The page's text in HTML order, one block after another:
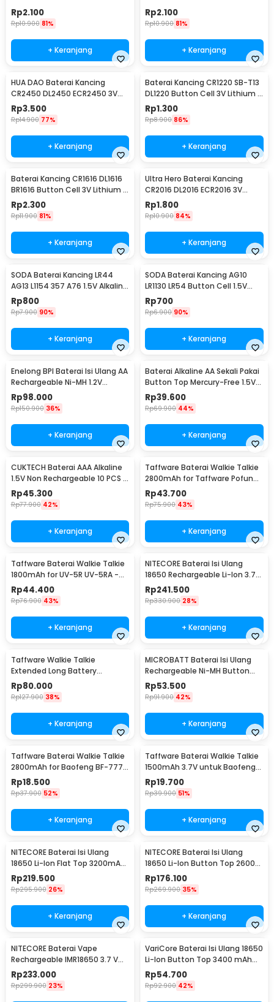
1 x XTAR Baterai Isi Ulang 26650 Li-Ion Flat Top 7000mAh 3.6V
10A - XT70
PCS
Rp2.100
Rp10.900 81%
+ Keranjang
Lithium 1 PCS
Rp2.100
Rp10.900 81%
+ Keranjang
HUA DAO Baterai Kancing
CR2450 DL2450 ECR2450 3V
Lithium 1 PCS
Rp3.500
Rp14.900 77%
+ Keranjang
Baterai Kancing CR1220 SB-T13
DL1220 Button Cell 3V Lithium 1
PCS
Rp1.300
Rp8.900 86%
+ Keranjang
Baterai Kancing CR1616 DL1616
BR1616 Button Cell 3V Lithium 1
PCS
Rp2.300
Rp11.900 81%
+ Keranjang
Ultra Hero Baterai Kancing
CR2016 DL2016 ECR2016 3V
Lithium 1 PCS
Rp1.800
Rp10.900 84%
+ Keranjang
SODA Baterai Kancing LR44
AG13 L1154 357 A76 1.5V Alkaline
1 PCS
Rp800
Rp7.900 90%
+ Keranjang
SODA Baterai Kancing AG10
LR1130 LR54 Button Cell 1.5V
Alkaline 1 PCS
Rp700
Rp6.900 90%
+ Keranjang
Enelong BPI Baterai Isi Ulang AA
Rechargeable Ni-MH 1.2V
2700mAh 4 PCS
Rp98.000
Rp150.900 36%
+ Keranjang
Baterai Alkaline AA Sekali Pakai
Button Top Mercury-Free 1.5V
10 PCS - Zi5
Rp39.600
Rp69.900 44%
+ Keranjang
CUKTECH Baterai AAA Alkaline
1.5V Non Rechargeable 10 PCS -
Zi7
Rp45.300
Rp77.900 42%
+ Keranjang
Taffware Baterai Walkie Talkie
2800mAh for Taffware Pofung
BF-UV82 - BL-8
Rp43.700
Rp75.900 43%
+ Keranjang
Taffware Baterai Walkie Talkie
1800mAh for UV-5R UV-5RA -
BL-5
Rp44.400
Rp76.900 43%
+ Keranjang
NITECORE Baterai Isi Ulang
18650 Rechargeable Li-Ion 3.7V
3400mAh 1PCS - NL1834
Rp241.500
Rp330.900 28%
+ Keranjang
Taffware Walkie Talkie
Extended Long Battery
3800mAh - BL-5
Rp80.000
Rp127.900 38%
+ Keranjang
MICROBATT Baterai Isi Ulang
Rechargeable Ni-MH Button
Top 1.2V AA-1000mAh
Rp53.500
Rp91.900 42%
+ Keranjang
Taffware Baterai Walkie Talkie
2800mAh for Baofeng BF-777S
666S 888S
Rp18.500
Rp37.900 52%
+ Keranjang
Taffware Baterai Walkie Talkie
1500mAh 3.7V untuk Baofeng
BF-UV3R - BL-3
Rp19.700
Rp39.900 51%
+ Keranjang
NITECORE Baterai Isi Ulang
18650 Li-Ion Flat Top 3200mAh
3.7V 1 PCS - NL1832
Rp219.500
Rp295.900 26%
+ Keranjang
NITECORE Baterai Isi Ulang
18650 Li-Ion Button Top 2600
mAh 3.7V 1 PCS - NL1826
Rp176.100
Rp269.900 35%
+ Keranjang
NITECORE Baterai Vape
Rechargeable IMR18650 3.7 V
3100mAh 1 PCS
Rp233.000
Rp299.900 23%
VariCore Baterai Isi Ulang 18650
Li-Ion Button Top 3400 mAh
3.7V 1 PCS 3400mAh
Rp54.700
Rp92.900 42%